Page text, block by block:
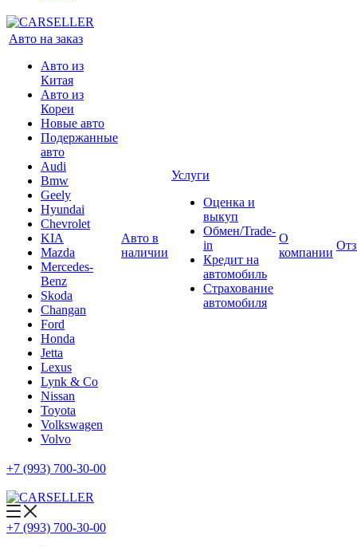
Авто на заказ
Авто из
Китая
Авто из
Кореи
Новые авто
Подержанные
авто
Audi
Bmw
Geely
Hyundai
Chevrolet
KIA
Mazda
Mercedes-
Benz
Skoda
Changan
Ford
Honda
Jetta
Lexus
Lynk & Co
Nissan
Toyota
Volkswagen
Volvo
Авто в
наличии
Услуги
Оценка и
выкуп
Обмен/Trade-
in
Кредит на
автомобиль
Страхование
автомобиля
О
компании
+7 (993) 700-30-00
+7 (993) 700-30-00